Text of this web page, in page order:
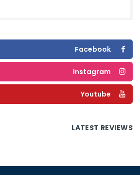
Facebook
Instagram
Youtube
LATEST REVIEWS